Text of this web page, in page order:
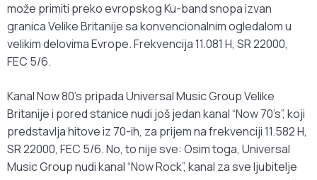
može primiti preko evropskog Ku-band snopa izvan
granica Velike Britanije sa konvencionalnim ogledalom u
velikim delovima Evrope. Frekvencija 11.081 H, SR 22000,
FEC 5/6.
Kanal Now 80’s pripada Universal Music Group Velike
Britanije i pored stanice nudi još jedan kanal “Now 70’s”, koji
predstavlja hitove iz 70-ih, za prijem na frekvenciji 11.582 H,
SR 22000, FEC 5/6. No, to nije sve: Osim toga, Universal
Music Group nudi kanal “Now Rock”, kanal za sve ljubitelje